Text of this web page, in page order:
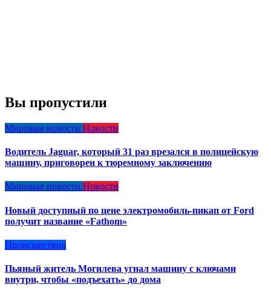
Вы пропустили
Мировые новости Новости
Водитель Jaguar, который 31 раз врезался в полицейскую
машину, приговорен к тюремному заключению
Мировые новости Новости
Новый доступный по цене электромобиль-пикап от Ford
получит название «Fathom»
Происшествия
Пьяный житель Могилева угнал машину с ключами
внутри, чтобы «подъехать» до дома